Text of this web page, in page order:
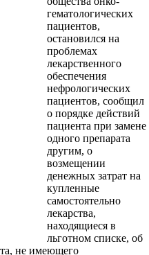
гематологических
пациентов,
остановился на
проблемах
лекарственного
обеспечения
нефрологических
пациентов, сообщил
о порядке действий
пациента при замене
одного препарата
другим, о
возмещении
денежных затрат на
купленные
самостоятельно
лекарства,
находящиеся в
льготном списке, об
не имеющего